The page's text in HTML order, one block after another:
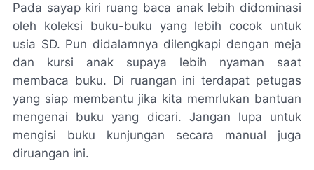
Pada sayap kiri ruang baca anak lebih didominasi
oleh koleksi buku-buku yang lebih cocok untuk
usia SD. Pun didalamnya dilengkapi dengan meja
dan kursi anak supaya lebih nyaman saat
membaca buku. Di ruangan ini terdapat petugas
yang siap membantu jika kita memrlukan bantuan
mengenai buku yang dicari. Jangan lupa untuk
mengisi buku kunjungan secara manual juga
diruangan ini.